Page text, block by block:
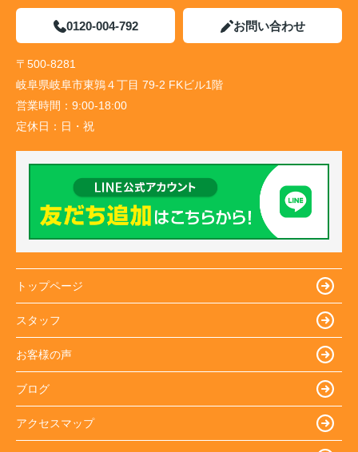
0120-004-792 お問い合わせ
〒500-8281
岐阜県岐阜市東鶉４丁目 79-2 FKビル1階
営業時間： 9:00-18:00
定休日： 日・祝
トップページ
スタッフ
お客様の声
ブログ
アクセスマップ